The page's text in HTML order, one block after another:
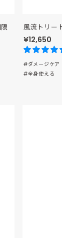
風流トリー
¥12,650
#ダメージケア
#全身使える